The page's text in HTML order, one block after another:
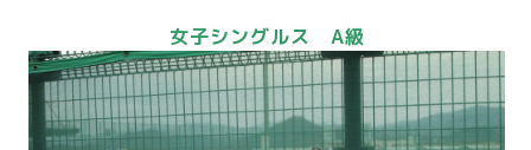
女子シングルス A級